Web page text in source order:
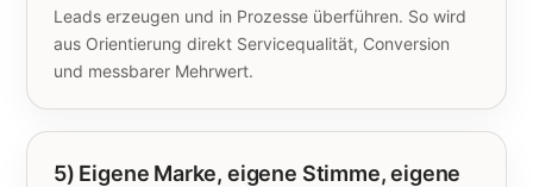
Leads erzeugen und in Prozesse überführen. So wird
aus Orientierung direkt Servicequalität, Conversion
und messbarer Mehrwert.
5) Eigene Marke, eigene Stimme, eigene